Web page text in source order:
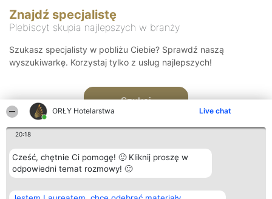
ORŁY Hotelarstwa Live chat
20:18
Cześć, chętnie Ci pomogę! 🙂 Kliknij proszę w
odpowiedni temat rozmowy! 🙂
Znajdź specjalistę
Plebiscyt skupia najlepszych w branży
Szukasz specjalisty w pobliżu Ciebie? Sprawdź naszą
wyszukiwarkę. Korzystaj tylko z usług najlepszych!
Szukaj
Organizator plebiscytu Plebiscyt Kontakt